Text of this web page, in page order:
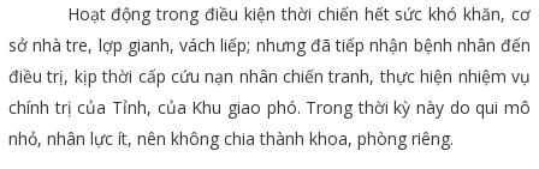
Hoạt động trong điều kiện thời chiến hết sức khó khăn, cơ
sở nhà tre, lợp gianh, vách liếp; nhưng đã tiếp nhận bệnh nhân đến
điều trị, kịp thời cấp cứu nạn nhân chiến tranh, thực hiện nhiệm vụ
chính trị của Tỉnh, của Khu giao phó. Trong thời kỳ này do qui mô
nhỏ, nhân lực ít, nên không chia thành khoa, phòng riêng.